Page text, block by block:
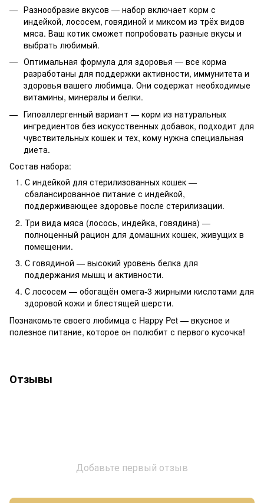
Разнообразие вкусов — набор включает корм с
индейкой, лососем, говядиной и миксом из трёх видов
мяса. Ваш котик сможет попробовать разные вкусы и
выбрать любимый.
Оптимальная формула для здоровья — все корма
разработаны для поддержки активности, иммунитета и
здоровья вашего любимца. Они содержат необходимые
витамины, минералы и белки.
Гипоаллергенный вариант — корм из натуральных
ингредиентов без искусственных добавок, подходит для
чувствительных кошек и тех, кому нужна специальная
диета.
Состав набора:
С индейкой для стерилизованных кошек —
сбалансированное питание с индейкой,
поддерживающее здоровье после стерилизации.
Три вида мяса (лосось, индейка, говядина) —
полноценный рацион для домашних кошек, живущих в
помещении.
С говядиной — высокий уровень белка для
поддержания мышц и активности.
С лососем — обогащён омега-3 жирными кислотами для
здоровой кожи и блестящей шерсти.
Познакомьте своего любимца с Happy Pet — вкусное и
полезное питание, которое он полюбит с первого кусочка!
Отзывы
Добавьте первый отзыв